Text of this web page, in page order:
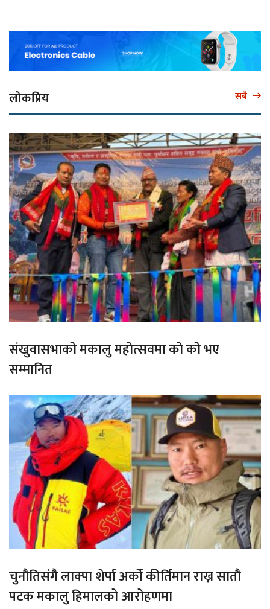
लोकप्रिय सबै
संखुवासभाको मकालु महोत्सवमा को को भए
सम्मानित
चुनौतिसंगै लाक्पा शेर्पा अर्को कीर्तिमान राख्न सातौ
पटक मकालु हिमालको आरोहणमा